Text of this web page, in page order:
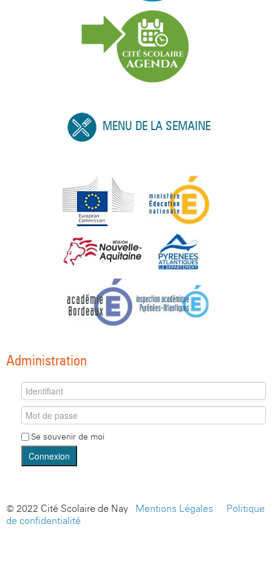
MENU DE LA SEMAINE
Administration
Se souvenir de moi
Connexion
© 2022 Cité Scolaire de Nay - Mentions Légales
Politique
de confidentialité